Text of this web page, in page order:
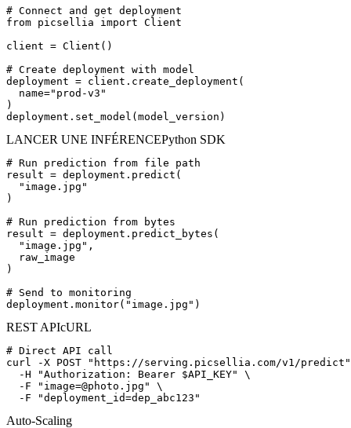
# Connect and get deployment
from picsellia import Client
client = Client()
# Create deployment with model
deployment = client.create_deployment(
name="prod-v3"
)
deployment.set_model(model_version)
LANCER UNE INFÉRENCEPython SDK
# Run prediction from file path
result = deployment.predict(
"image.jpg"
)
# Run prediction from bytes
result = deployment.predict_bytes(
"image.jpg" ,
raw_image
)
# Send to monitoring
deployment.monitor( "image.jpg" )
REST APIcURL
# Direct API call
curl
-X POST
"https://serving.picsellia.com/v1/predict"
-H
"Authorization: Bearer $API_KEY"
\
-F
"image=@photo.jpg"
\
-F
"deployment_id=dep_abc123"
Auto-Scaling